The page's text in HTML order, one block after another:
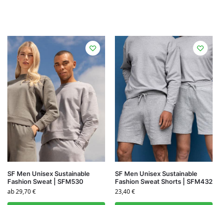
SF Men Unisex Sustainable
Fashion Sweat | SFM530
ab29,70€
SF Men Unisex Sustainable
Fashion Sweat Shorts | SFM432
23,40€